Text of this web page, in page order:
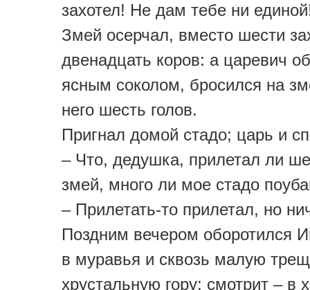
захотел! Не дам тебе ни
Змей осерчал, вместо шести
двенадцать коров: а царевич
ясным соколом, бросился на
него шесть голов.
Пригнал домой стадо; царь и
– Что, дедушка, прилетал ли
змей, много ли мое стадо
– Прилетать-то прилетал, но
Поздним вечером оборотился
в муравья и сквозь малую
хрустальную гору; смотрит – в